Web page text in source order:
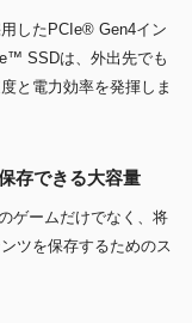
したPCIe® Gen4イン
SSDは、外出先でも
と電力効率を発揮しま
存できる大容量
ゲームだけでなく、将
ツを保存するためのス